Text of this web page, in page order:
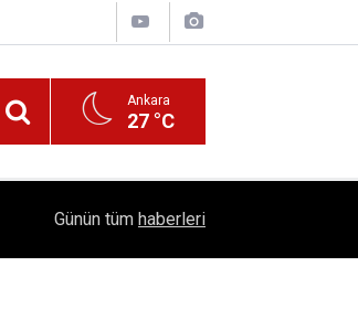
Ankara
27 °C
1504 Kep, Tek Bir Hedef: Bilim Kenti Çubuk
Günün tüm haberleri